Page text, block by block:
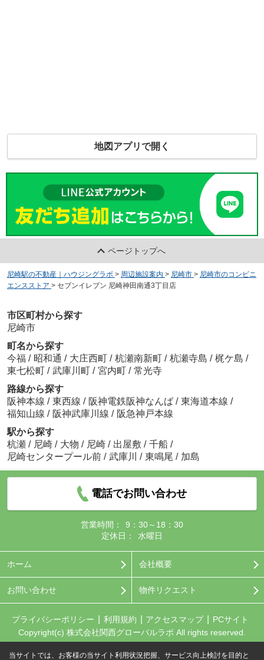
地図アプリで開く
ページトップへ
尼崎駅の不動産｜ハウジングラボ > 周辺施設案内 > 尼崎市 > 尼崎市のコンビニ
エンスストア > セブンイレブン 尼崎神田南通3丁目店
市区町村から探す
尼崎市
町名から探す
今福 / 昭和通 / 大庄西町 / 杭瀬南新町 / 杭瀬寺島 / 梶ケ島 /
東七松町 / 武庫川町 / 宮内町 / 常光寺
路線から探す
阪神本線 / 東西線 / 阪神電鉄阪神なんば / 東海道本線 /
福知山線 / 阪神武庫川線 / 阪急神戸本線
駅から探す
杭瀬 / 尼崎 / 大物 / 尼崎 / 出屋敷 / 千船 /
尼崎センタープール前 / 武庫川 / 東鳴尾 / 加島
電話でお問い合わせ
営業時間：
9：30～18：30
定休日：
水曜日
ホーム 会社概要
お問い合わせ 物件リクエスト
プライバシーポリシー 利用規約 アクセスマップ
PCサイト
Copyright(c) 株式会社関西グローバルラボ All rights reserved.
当サイトでは、お客様の当サイト利用状況把握、サービス向上検討を目的と